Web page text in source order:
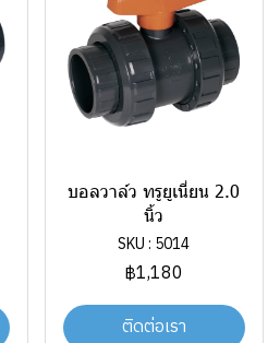
บอลวาล์ว ทรูยูเนี่ยน 2.0
นิ้ว
SKU : 5014
฿1,180
ติดต่อเรา